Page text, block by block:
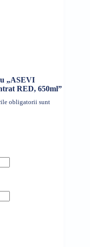
„ASEVI
RED, 650ml”
obligatorii sunt